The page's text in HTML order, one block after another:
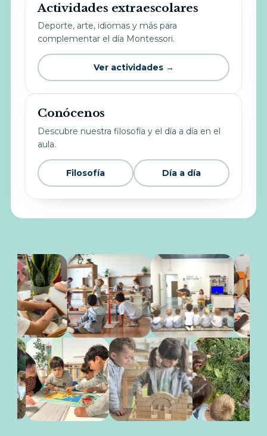
Actividades extraescolares
Deporte, arte, idiomas y más para
complementar el día Montessori.
Ver actividades →
Conócenos
Descubre nuestra filosofía y el día a día en el
aula.
Filosofía Día a día